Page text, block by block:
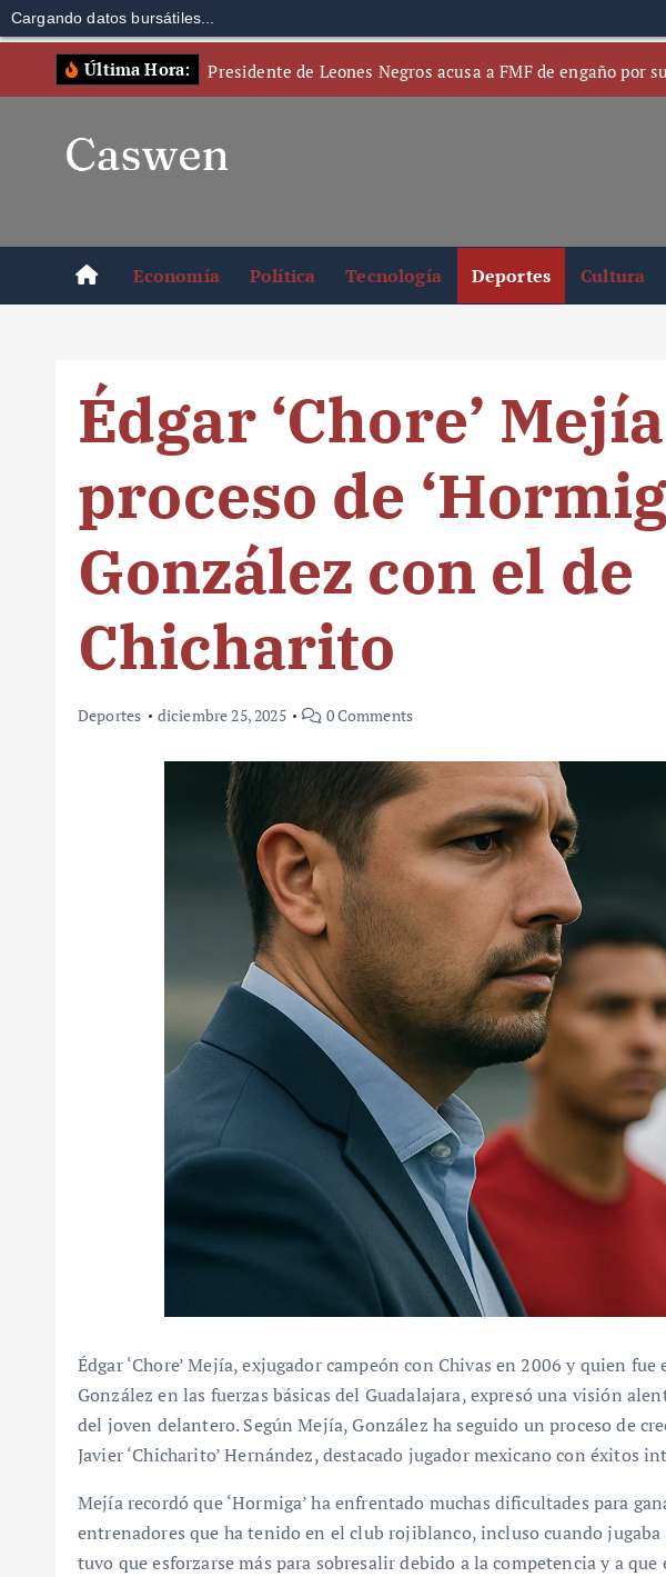
Cargando datos bursátiles...
Última Hora: Presidente de Leones Negros acusa a FMF de engaño por
Economía Política Tecnología Deportes Cultura
Édgar ‘Chore’
proceso de
González con el de
Chicharito
Deportes diciembre 25, 2025 0 Comments
Édgar ‘Chore’ Mejía, exjugador campeón con Chivas en 2006 y quien
González en las fuerzas básicas del Guadalajara, expresó una visión
del joven delantero. Según Mejía, González ha seguido un proceso de
Javier ‘Chicharito’ Hernández, destacado jugador mexicano con éxitos
Mejía recordó que ‘Hormiga’ ha enfrentado muchas dificultades para
entrenadores que ha tenido en el club rojiblanco, incluso cuando
tuvo que esforzarse más para sobresalir debido a la competencia y a